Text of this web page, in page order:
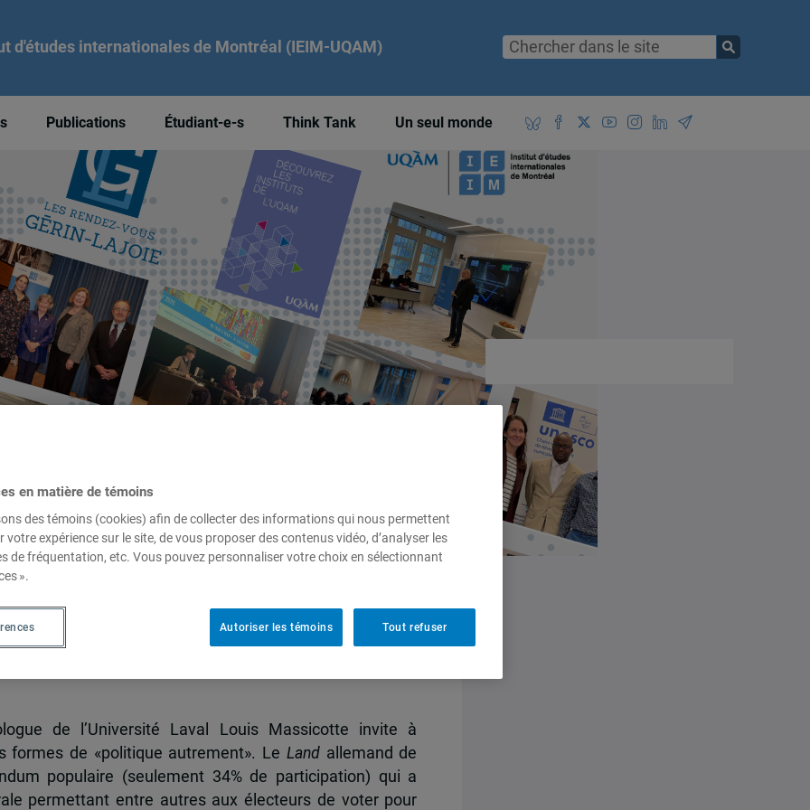
d'études internationales de Montréal (IEIM-UQAM)
Publications Étudiant-e-s Think Tank Un seul monde
2012
de l’Université Laval Louis Massicotte invite à
formes de «politique autrement». Le Land allemand de
populaire (seulement 34% de participation) qui a
permettant entre autres aux électeurs de voter pour
en matière de témoins
des témoins (cookies) afin de collecter des informations qui nous permettent
votre expérience sur le site, de vous proposer des contenus vidéo, d’analyser les
de fréquentation, etc. Vous pouvez personnaliser votre choix en sélectionnant
».
Tout refuser
Autoriser les témoins